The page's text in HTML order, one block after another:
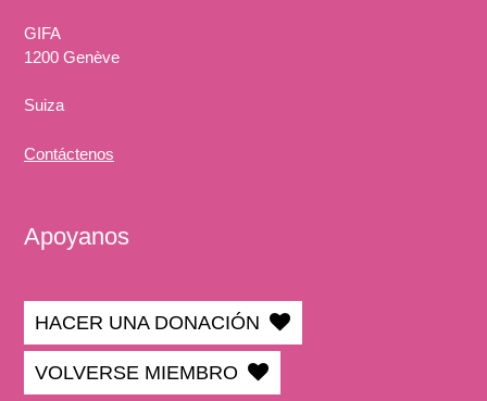
GIFA
1200 Genève
Suiza
Contáctenos
Apoyanos
HACER UNA DONACIÓN
VOLVERSE MIEMBRO